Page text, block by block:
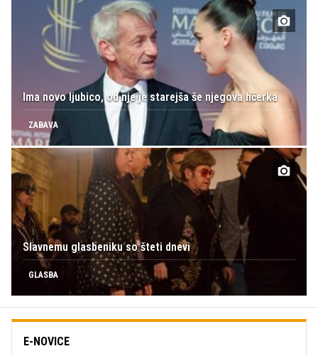
Ima novo ljubico, od nje je starejša še njegova hčerka
ZABAVA
Slavnemu glasbeniku so šteti dnevi
GLASBA
E-NOVICE